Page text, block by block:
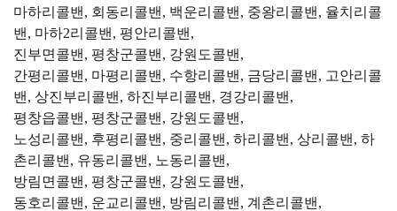
마하리콜밴, 회동리콜밴, 백운리콜밴, 중왕리콜밴, 율치리콜
밴, 마하2리콜밴, 평안리콜밴,
진부면콜밴, 평창군콜밴, 강원도콜밴,
간평리콜밴, 마평리콜밴, 수항리콜밴, 금당리콜밴, 고안리콜
밴, 상진부리콜밴, 하진부리콜밴, 경강리콜밴,
평창읍콜밴, 평창군콜밴, 강원도콜밴,
노성리콜밴, 후평리콜밴, 중리콜밴, 하리콜밴, 상리콜밴, 하
촌리콜밴, 유동리콜밴, 노동리콜밴,
방림면콜밴, 평창군콜밴, 강원도콜밴,
동호리콜밴, 운교리콜밴, 방림리콜밴, 계촌리콜밴,